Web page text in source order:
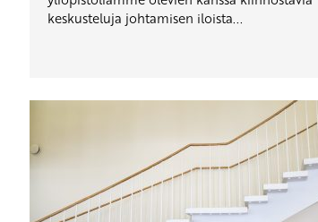
keskusteluja johtamisen iloista...